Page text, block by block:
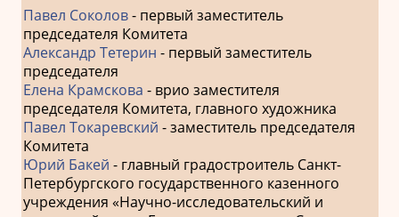
Павел Соколов- первый заместитель
председателя Комитета
Александр Тетерин - первый заместитель
председателя
Елена Крамскова - врио заместителя
председателя Комитета, главного художника
Павел Токаревский - заместитель председателя
Комитета
Юрий Бакей - главный градостроитель Санкт-
Петербургского государственного казенного
учреждения «Научно-исследовательский и